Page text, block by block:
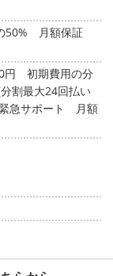
50% 月額保証
円
初期費用の分
割最大24回払い
急サポート 月額